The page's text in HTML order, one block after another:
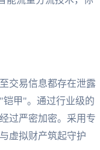
交易信息都存在泄露
铠甲"。通过行业级的
过严密加密。采用专
虚拟财产筑起守护